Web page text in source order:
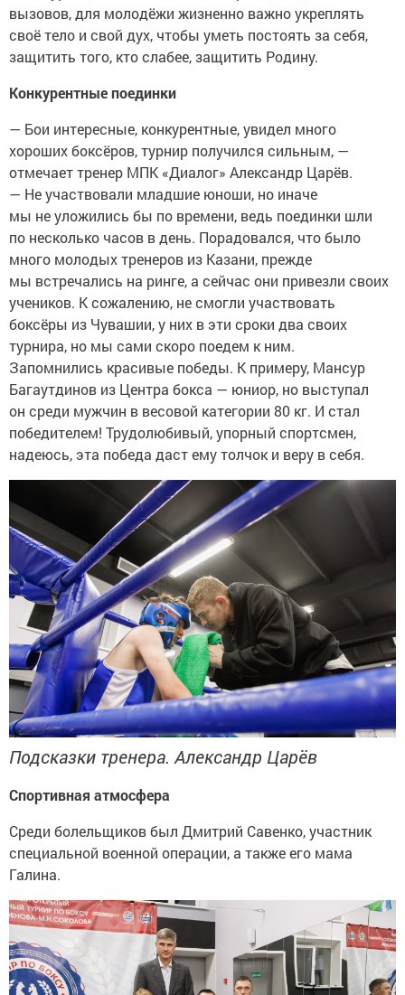
вызовов, для молодёжи жизненно важно укреплять
своё тело и свой дух, чтобы уметь постоять за себя,
защитить того, кто слабее, защитить Родину.
Конкурентные поединки
— Бои интересные, конкурентные, увидел много
хороших боксёров, турнир получился сильным, —
отмечает тренер МПК «Диалог» Александр Царёв.
— Не участвовали младшие юноши, но иначе
мы не уложились бы по времени, ведь поединки шли
по несколько часов в день. Порадовался, что было
много молодых тренеров из Казани, прежде
мы встречались на ринге, а сейчас они привезли своих
учеников. К сожалению, не смогли участвовать
боксёры из Чувашии, у них в эти сроки два своих
турнира, но мы сами скоро поедем к ним.
Запомнились красивые победы. К примеру, Мансур
Багаутдинов из Центра бокса — юниор, но выступал
он среди мужчин в весовой категории 80 кг. И стал
победителем! Трудолюбивый, упорный спортсмен,
надеюсь, эта победа даст ему толчок и веру в себя.
Подсказки тренера. Александр Царёв
Спортивная атмосфера
Среди болельщиков был Дмитрий Савенко, участник
специальной военной операции, а также его мама
Галина.